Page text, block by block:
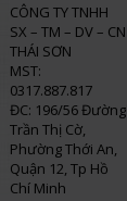
CÔNG TY TNHH
SX – TM – DV – CN
THÁI SƠN
MST:
0317.887.817
ĐC: 196/56 Đường
Trần Thị Cờ,
Phường Thới An,
Quận 12, Tp Hồ
Chí Minh